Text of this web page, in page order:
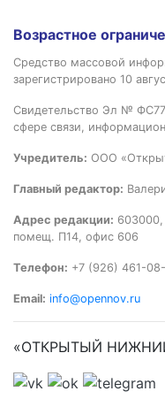
Возрастное
Средство массовой
зарегистрировано 10
Свидетельство Эл №
сфере связи,
Учредитель: ООО
Главный редактор:
Адрес редакции:
помещ. П14, офис 606
Телефон: +7 (926) 461-
Email: info@opennov.ru
«ОТКРЫТЫЙ